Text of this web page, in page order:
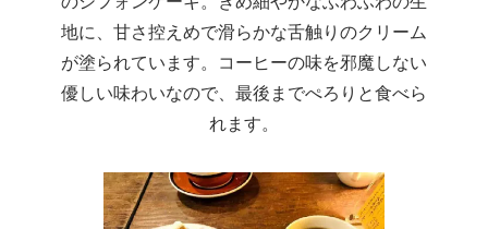
地に、甘さ控えめで滑らかな舌触りのクリーム
が塗られています。コーヒーの味を邪魔しない
優しい味わいなので、最後までぺろりと食べら
れます。